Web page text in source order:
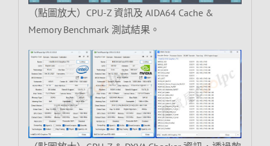
（點圖放大）CPU-Z 資訊及 AIDA64 Cache &
Memory Benchmark 測試結果。